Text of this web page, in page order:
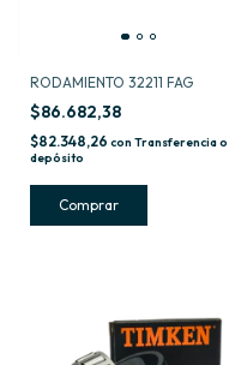
RODAMIENTO 32211 FAG
$86.682,38
$82.348,26 con Transferencia o
depósito